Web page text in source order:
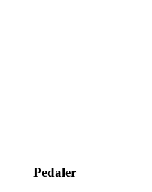
Pedaler